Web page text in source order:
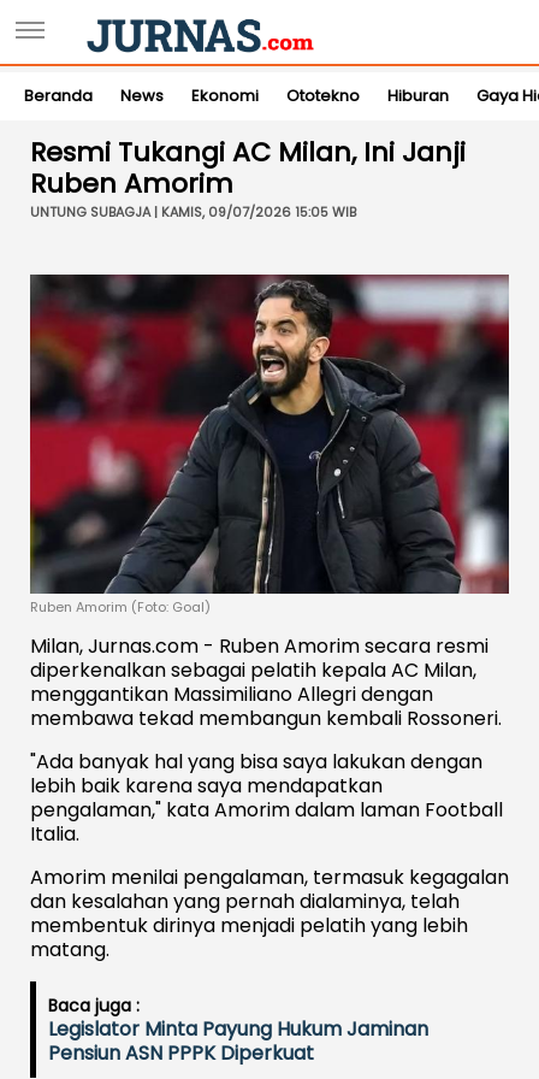
Beranda News Ekonomi Ototekno Hiburan Gaya
Resmi Tukangi AC Milan, Ini Janji
Ruben Amorim
UNTUNG SUBAGJA | KAMIS, 09/07/2026 15:05 WIB
Ruben Amorim (Foto: Goal)
Milan, Jurnas.com - Ruben Amorim secara resmi
diperkenalkan sebagai pelatih kepala AC Milan,
menggantikan Massimiliano Allegri dengan
membawa tekad membangun kembali Rossoneri.
"Ada banyak hal yang bisa saya lakukan dengan
lebih baik karena saya mendapatkan
pengalaman," kata Amorim dalam laman Football
Italia.
Amorim menilai pengalaman, termasuk kegagalan
dan kesalahan yang pernah dialaminya, telah
membentuk dirinya menjadi pelatih yang lebih
matang.
Baca juga :
Legislator Minta Payung Hukum Jaminan
Pensiun ASN PPPK Diperkuat